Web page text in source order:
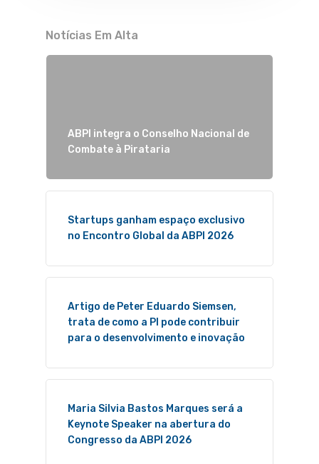
Notícias Em Alta
ABPI integra o Conselho Nacional de
Combate à Pirataria
Startups ganham espaço exclusivo
no Encontro Global da ABPI 2026
Artigo de Peter Eduardo Siemsen,
trata de como a PI pode contribuir
para o desenvolvimento e inovação
Maria Silvia Bastos Marques será a
Keynote Speaker na abertura do
Congresso da ABPI 2026